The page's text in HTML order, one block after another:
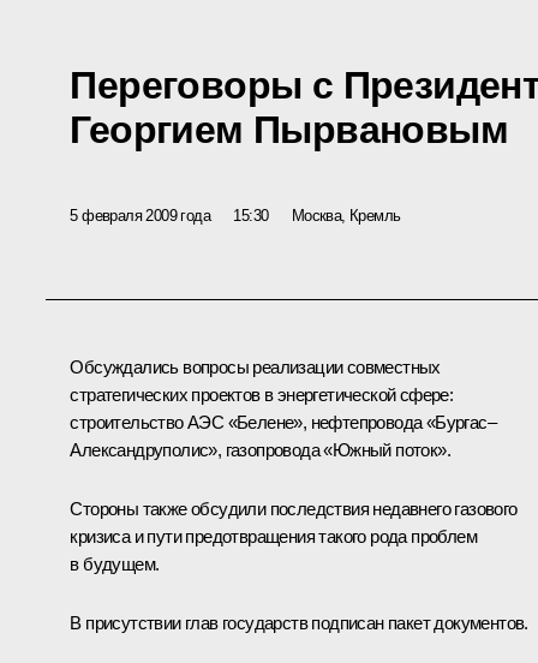
Переговоры с
Георгием Пырвановым
5 февраля 2009 года 15:30 Москва, Кремль
Обсуждались вопросы реализации совместных
стратегических проектов в энергетической сфере:
строительство АЭС «Белене», нефтепровода «Бургас–
Александруполис», газопровода «Южный поток».
Стороны также обсудили последствия недавнего газового
кризиса и пути предотвращения такого рода проблем
в будущем.
В присутствии глав государств подписан пакет документов.